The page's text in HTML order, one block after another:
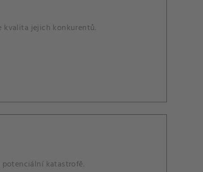
kvalita jejich konkurentů.
potenciální katastrofě.